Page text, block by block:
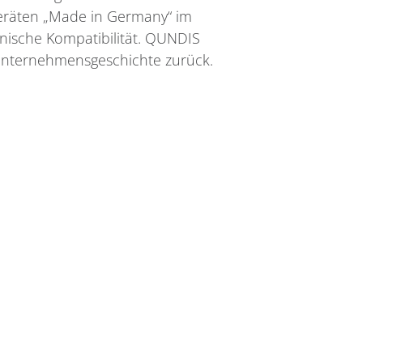
„Made in Germany“ im
Kompatibilität. QUNDIS
zurück.